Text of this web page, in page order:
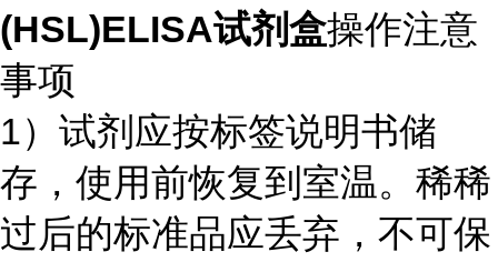
(HSL)ELISA试剂盒操作注意
事项
1）试剂应按标签说明书储
存，使用前恢复到室温。稀稀
过后的标准品应丢弃，不可保